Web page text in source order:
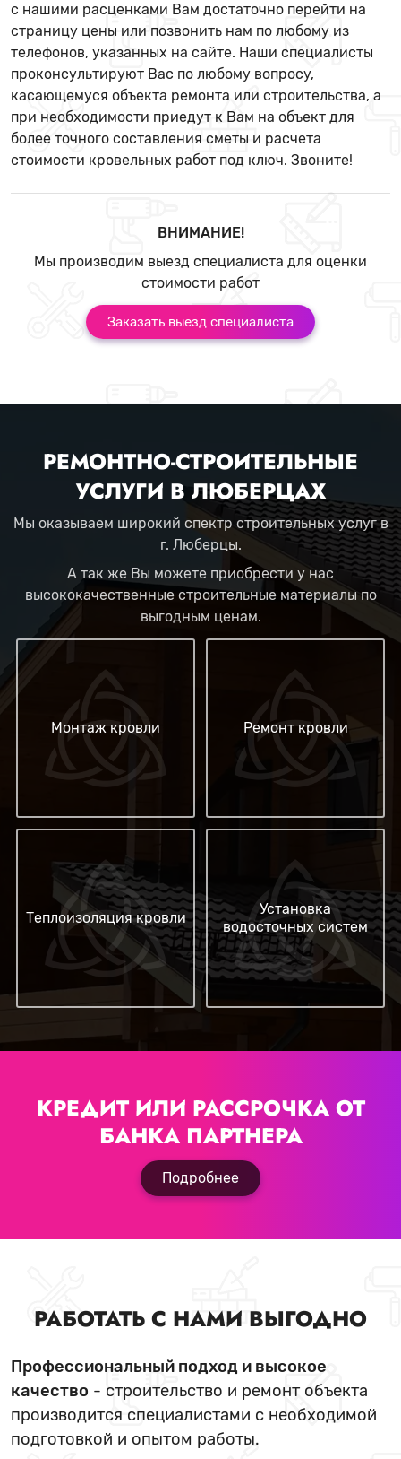
с нашими расценками Вам достаточно перейти на
страницу цены или позвонить нам по любому из
телефонов, указанных на сайте. Наши специалисты
проконсультируют Вас по любому вопросу,
касающемуся объекта ремонта или строительства, а
при необходимости приедут к Вам на объект для
более точного составления сметы и расчета
стоимости кровельных работ под ключ. Звоните!
ВНИМАНИЕ!
Мы производим выезд специалиста для оценки
стоимости работ
Заказать выезд специалиста
РЕМОНТНО-СТРОИТЕЛЬНЫЕ
УСЛУГИ В ЛЮБЕРЦАХ
Мы оказываем широкий спектр строительных услуг в
г. Люберцы.
А так же Вы можете приобрести у нас
высококачественные строительные материалы по
выгодным ценам.
Монтаж кровли Ремонт кровли
Теплоизоляция кровли
Установка
водосточных систем
КРЕДИТ ИЛИ РАССРОЧКА ОТ
БАНКА ПАРТНЕРА
Подробнее
РАБОТАТЬ С НАМИ ВЫГОДНО
Профессиональный подход и высокое
качество - строительство и ремонт объекта
производится специалистами с необходимой
подготовкой и опытом работы.